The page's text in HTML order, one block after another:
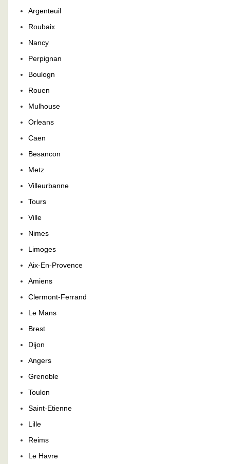
Argenteuil
Roubaix
Nancy
Perpignan
Boulogn
Rouen
Mulhouse
Orleans
Caen
Besancon
Metz
Villeurbanne
Tours
Ville
Nimes
Limoges
Aix-En-Provence
Amiens
Clermont-Ferrand
Le Mans
Brest
Dijon
Angers
Grenoble
Toulon
Saint-Etienne
Lille
Reims
Le Havre